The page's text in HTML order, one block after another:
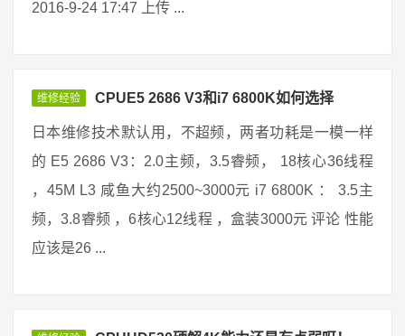
2016-9-24 17:47 上传 ...
维修经验 CPUE5 2686 V3和i7 6800K如何选择
日本维修技术默认用，不超频，两者功耗是一模一样
的 E5 2686 V3：2.0主频，3.5睿频， 18核心36线程
，45M L3 咸鱼大约2500~3000元 i7 6800K ： 3.5主
频，3.8睿频 ，6核心12线程 ，盒装3000元 评论 性能
应该是26 ...